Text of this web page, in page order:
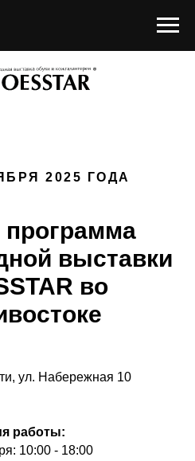
2025 ГОДА
выставки
во
ул. Набережная 10
работы:
10:00 - 18:00